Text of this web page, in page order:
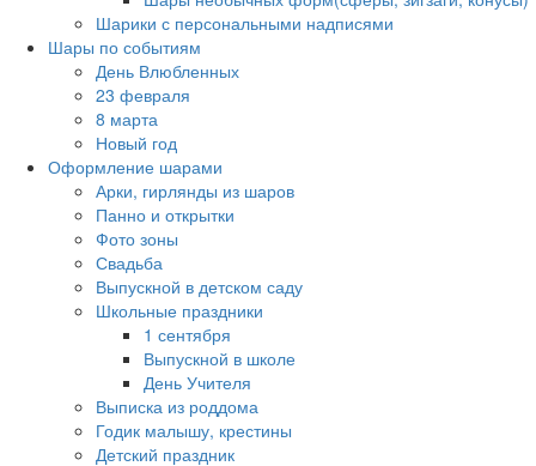
Шарики с персональными надписями
Шары по событиям
День Влюбленных
23 февраля
8 марта
Новый год
Оформление шарами
Арки, гирлянды из шаров
Панно и открытки
Фото зоны
Свадьба
Выпускной в детском саду
Школьные праздники
1 сентября
Выпускной в школе
День Учителя
Выписка из роддома
Годик малышу, крестины
Детский праздник